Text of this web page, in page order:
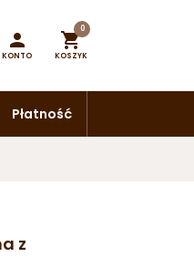

KONTO

0
KOSZYK
Płatność
z